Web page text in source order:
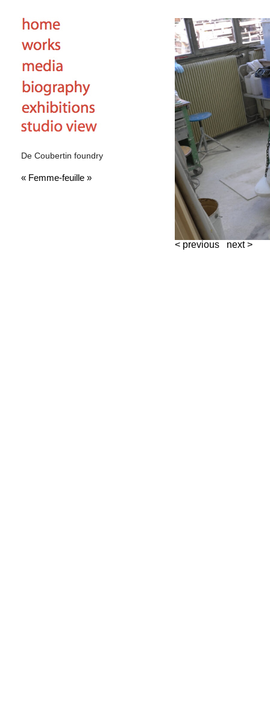
De Coubertin foundry
« Femme-feuille »
< previous next >